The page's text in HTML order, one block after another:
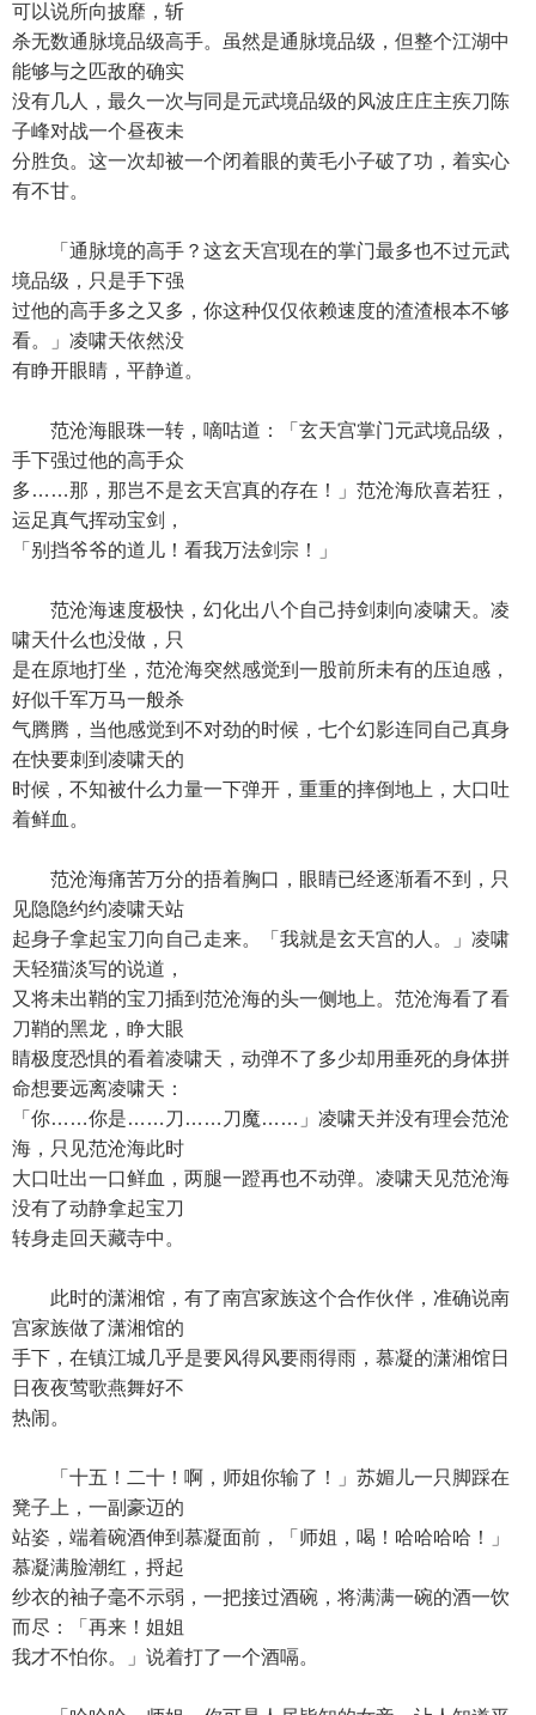
可以说所向披靡，斩
杀无数通脉境品级高手。虽然是通脉境品级，但整个江湖中
能够与之匹敌的确实
没有几人，最久一次与同是元武境品级的风波庄庄主疾刀陈
子峰对战一个昼夜未
分胜负。这一次却被一个闭着眼的黄毛小子破了功，着实心
有不甘。
「通脉境的高手？这玄天宫现在的掌门最多也不过元武
境品级，只是手下强
过他的高手多之又多，你这种仅仅依赖速度的渣渣根本不够
看。」凌啸天依然没
有睁开眼睛，平静道。
范沧海眼珠一转，嘀咕道：「玄天宫掌门元武境品级，
手下强过他的高手众
多……那，那岂不是玄天宫真的存在！」范沧海欣喜若狂，
运足真气挥动宝剑，
「别挡爷爷的道儿！看我万法剑宗！」
范沧海速度极快，幻化出八个自己持剑刺向凌啸天。凌
啸天什么也没做，只
是在原地打坐，范沧海突然感觉到一股前所未有的压迫感，
好似千军万马一般杀
气腾腾，当他感觉到不对劲的时候，七个幻影连同自己真身
在快要刺到凌啸天的
时候，不知被什么力量一下弹开，重重的摔倒地上，大口吐
着鲜血。
范沧海痛苦万分的捂着胸口，眼睛已经逐渐看不到，只
见隐隐约约凌啸天站
起身子拿起宝刀向自己走来。「我就是玄天宫的人。」凌啸
天轻猫淡写的说道，
又将未出鞘的宝刀插到范沧海的头一侧地上。范沧海看了看
刀鞘的黑龙，睁大眼
睛极度恐惧的看着凌啸天，动弹不了多少却用垂死的身体拼
命想要远离凌啸天：
「你……你是……刀……刀魔……」凌啸天并没有理会范沧
海，只见范沧海此时
大口吐出一口鲜血，两腿一蹬再也不动弹。凌啸天见范沧海
没有了动静拿起宝刀
转身走回天藏寺中。
此时的潇湘馆，有了南宫家族这个合作伙伴，准确说南
宫家族做了潇湘馆的
手下，在镇江城几乎是要风得风要雨得雨，慕凝的潇湘馆日
日夜夜莺歌燕舞好不
热闹。
「十五！二十！啊，师姐你输了！」苏媚儿一只脚踩在
凳子上，一副豪迈的
站姿，端着碗酒伸到慕凝面前，「师姐，喝！哈哈哈哈！」
慕凝满脸潮红，捋起
纱衣的袖子毫不示弱，一把接过酒碗，将满满一碗的酒一饮
而尽：「再来！姐姐
我才不怕你。」说着打了一个酒嗝。